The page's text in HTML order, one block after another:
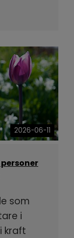
2026-06-11
som
i
kraft